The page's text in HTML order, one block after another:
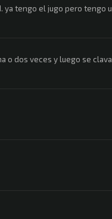
tengo el jugo pero tengo
dos veces y luego se